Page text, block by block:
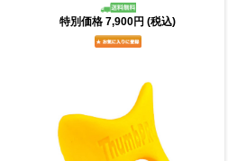
特別価格 7,900円 (税込)